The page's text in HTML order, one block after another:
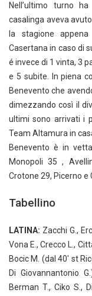
Nell’ultimo turno
casalinga aveva
la stagione
Casertana in caso di
é invece di 1 vinta, 3
e 5 subite. In piena
Benevento che
dimezzando così il
ultimi sono arrivati i
Team Altamura in
Benevento è in
Monopoli 35 ,
Crotone 29, Picerno e
Tabellino
LATINA: Zacchi G.,
Vona E., Crecco L.,
Bocic M. (dal 40′ st
Di Giovannantonio
Berman T., Ciko S.,